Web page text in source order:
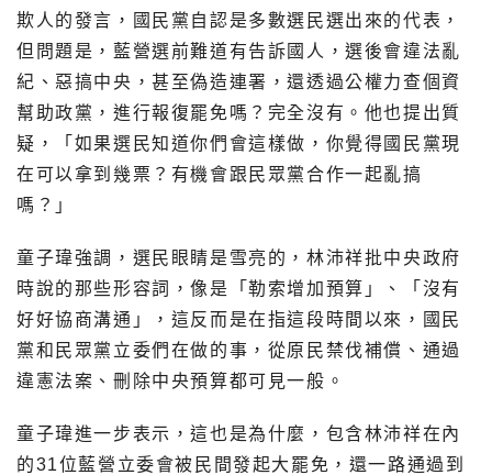
欺人的發言，國民黨自認是多數選民選出來的代表，
但問題是，藍營選前難道有告訴國人，選後會違法亂
紀、惡搞中央，甚至偽造連署，還透過公權力查個資
幫助政黨，進行報復罷免嗎？完全沒有。他也提出質
疑，「如果選民知道你們會這樣做，你覺得國民黨現
在可以拿到幾票？有機會跟民眾黨合作一起亂搞
嗎？」
童子瑋強調，選民眼睛是雪亮的，林沛祥批中央政府
時說的那些形容詞，像是「勒索增加預算」、「沒有
好好協商溝通」，這反而是在指這段時間以來，國民
黨和民眾黨立委們在做的事，從原民禁伐補償、通過
違憲法案、刪除中央預算都可見一般。
童子瑋進一步表示，這也是為什麼，包含林沛祥在內
的31位藍營立委會被民間發起大罷免，還一路通過到